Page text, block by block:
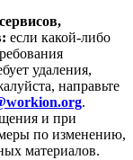
если какой-либо
удаления,
направьте
.
и при
по изменению,
материалов.